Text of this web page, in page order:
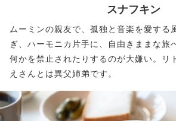
スナフキン
ムーミンの親友で、孤独と音楽を愛する
ぎ、ハーモニカ片手に、自由きままな旅
何かを禁止されたりするのが大嫌い。リ
えさんとは異父姉弟です。